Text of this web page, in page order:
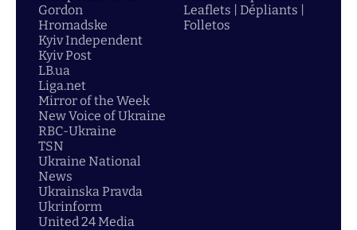
Gordon
Hromadske
Kyiv Independent
Kyiv Post
LB.ua
Liga.net
Mirror of the Week
New Voice of Ukraine
RBC-Ukraine
TSN
Ukraine National
News
Ukrainska Pravda
Ukrinform
United 24 Media
Leaflets | Dépliants |
Folletos